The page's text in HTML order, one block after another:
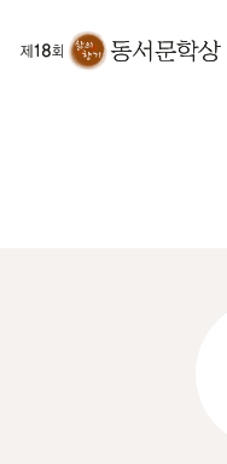
메인 페이지로